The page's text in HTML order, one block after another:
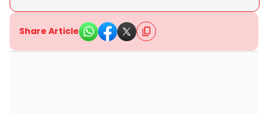
Share Article